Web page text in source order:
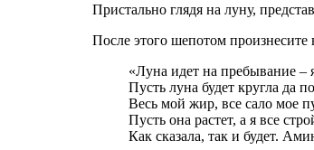
Пристально глядя на луну,
После этого шепотом произнесите
«Луна идет на пребывание –
Пусть луна будет кругла да
Весь мой жир, все сало мое
Пусть она растет, а я все
Как сказала, так и будет.